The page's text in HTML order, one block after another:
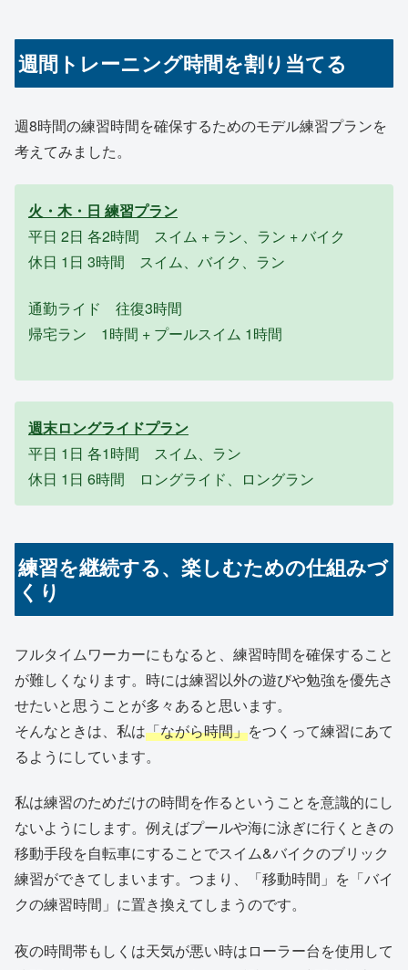
週間トレーニング時間を割り当てる
週8時間の練習時間を確保するためのモデル練習プランを
考えてみました。
火・木・日 練習プラン
平日 2日 各2時間 スイム + ラン、ラン + バイク
休日 1日 3時間 スイム、バイク、ラン
通勤ライド 往復3時間
帰宅ラン 1時間 + プールスイム 1時間
週末ロングライドプラン
平日 1日 各1時間 スイム、ラン
休日 1日 6時間 ロングライド、ロングラン
練習を継続する、楽しむための仕組みづ
くり
フルタイムワーカーにもなると、練習時間を確保すること
が難しくなります。時には練習以外の遊びや勉強を優先さ
せたいと思うことが多々あると思います。
そんなときは、私は「ながら時間」をつくって練習にあて
るようにしています。
私は練習のためだけの時間を作るということを意識的にし
ないようにします。例えばプールや海に泳ぎに行くときの
移動手段を自転車にすることでスイム&バイクのブリック
練習ができてしまいます。つまり、「移動時間」を「バイ
クの練習時間」に置き換えてしまうのです。
夜の時間帯もしくは天気が悪い時はローラー台を使用して